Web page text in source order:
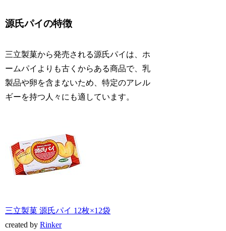
源氏パイの特徴
三立製菓から発売される源氏パイは、ホ
ームパイよりも古くからある商品で、乳
製品や卵を含まないため、特定のアレル
ギーを持つ人々にも適しています。
三立製菓 源氏パイ 12枚×12袋
created byRinker